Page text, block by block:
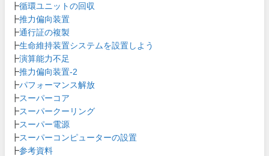
┣循環ユニットの回収
┣推力偏向装置
┣通行証の複製
┣生命維持装置システムを設置しよう
┣演算能力不足
┣推力偏向装置-2
┣パフォーマンス解放
┣スーパーコア
┣スーパークーリング
┣スーパー電源
┣スーパーコンピューターの設置
┣参考資料